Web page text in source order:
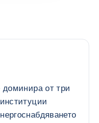
доминира от три